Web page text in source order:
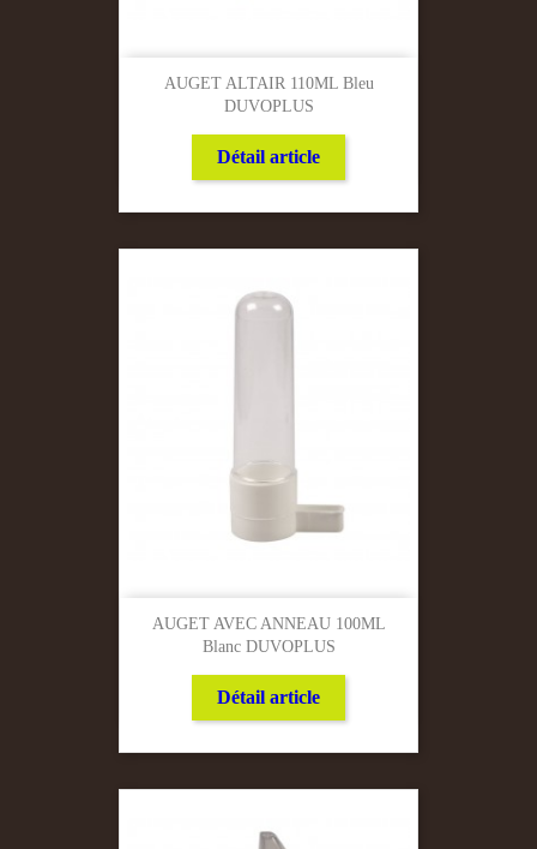
AUGET ALTAIR 110ML Bleu
DUVOPLUS
Détail article
AUGET AVEC ANNEAU 100ML
Blanc DUVOPLUS
Détail article